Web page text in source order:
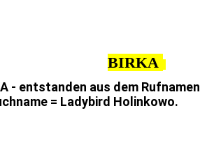
BIRKA
- entstanden aus dem Rufnamen
= Ladybird Holinkowo.